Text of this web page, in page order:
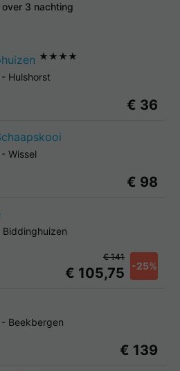
3 nachting
★★★★
- Hulshorst
€ 36
- Wissel
€ 98
Biddinghuizen
€ 105,75 -25%
€ 141
- Beekbergen
€ 139